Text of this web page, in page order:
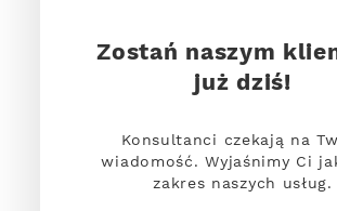
Zostań naszym
już dziś!
Konsultanci czekają na
wiadomość. Wyjaśnimy Ci
zakres naszych usług.